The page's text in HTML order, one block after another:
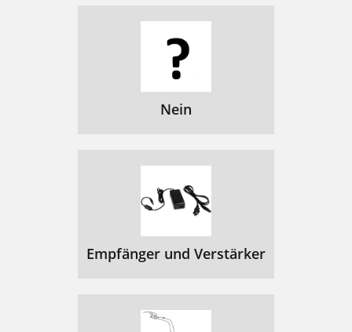
Nein
Empfänger und Verstärker